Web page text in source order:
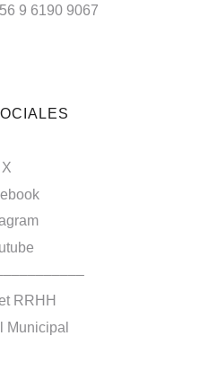
9 6190 9067
X
RRHH
Municipal